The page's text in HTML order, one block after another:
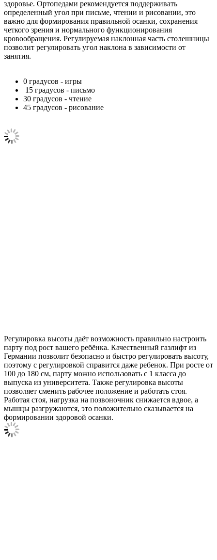
здоровье. Ортопедами рекомендуется поддерживать
определенный угол при письме, чтении и рисовании, это
важно для формирования правильной осанки, сохранения
четкого зрения и нормального функционирования
кровообращения. Регулируемая наклонная часть столешницы
позволит регулировать угол наклона в зависимости от
занятия.
0 градусов - игры
15 градусов - письмо
30 градусов - чтение
45 градусов - рисование
Регулировка высоты даёт возможность правильно настроить
парту под рост вашего ребёнка. Качественный газлифт из
Германии позволит безопасно и быстро регулировать высоту,
поэтому с регулировкой справится даже ребенок. При росте от
100 до 180 см, парту можно использовать с 1 класса до
выпуска из университета. Также регулировка высоты
позволяет сменить рабочее положение и работать стоя.
Работая стоя, нагрузка на позвоночник снижается вдвое, а
мышцы разгружаются, это положительно сказывается на
формировании здоровой осанки.